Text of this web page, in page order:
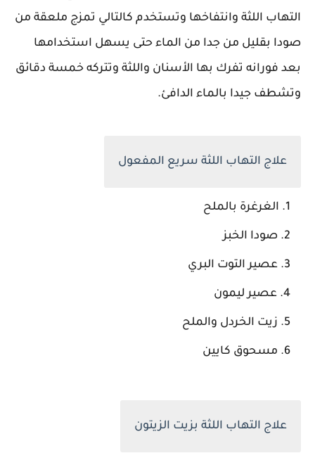
التهاب اللثة وانتفاخها وتستخدم كالتالي تمزج ملعقة من
صودا بقليل من جدا من الماء حتى يسهل استخدامها
بعد فورانه تفرك بها الأسنان واللثة وتتركه خمسة دقائق
وتشطف جيدا بالماء الدافئ.
علاج التهاب اللثة سريع المفعول
الغرغرة بالملح
صودا الخبز
عصير التوت البري
عصير ليمون
زيت الخردل والملح
مسحوق كايين
علاج التهاب اللثة بزيت الزيتون